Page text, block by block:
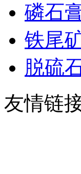
磷石
铁尾
脱硫
友情链